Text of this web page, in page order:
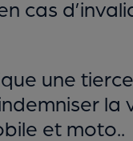
cas
une
la
et moto..